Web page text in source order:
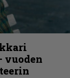
vuoden